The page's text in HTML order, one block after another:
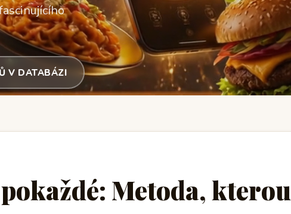
V DATABÁZI
Metoda, kterou